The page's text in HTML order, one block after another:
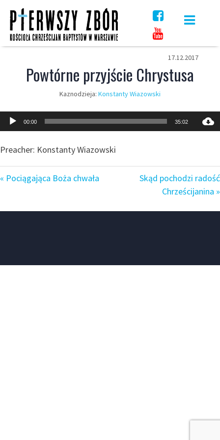
content
17.12.2017
Powtórne przyjście Chrystusa
Kaznodzieja: Konstanty Wiazowski
Odtwarzacz
plików
dźwiękowych
00:00 35:02
Preacher: Konstanty Wiazowski
« Pociągająca Boża chwała
Skąd pochodzi radość
Chrześcijanina »